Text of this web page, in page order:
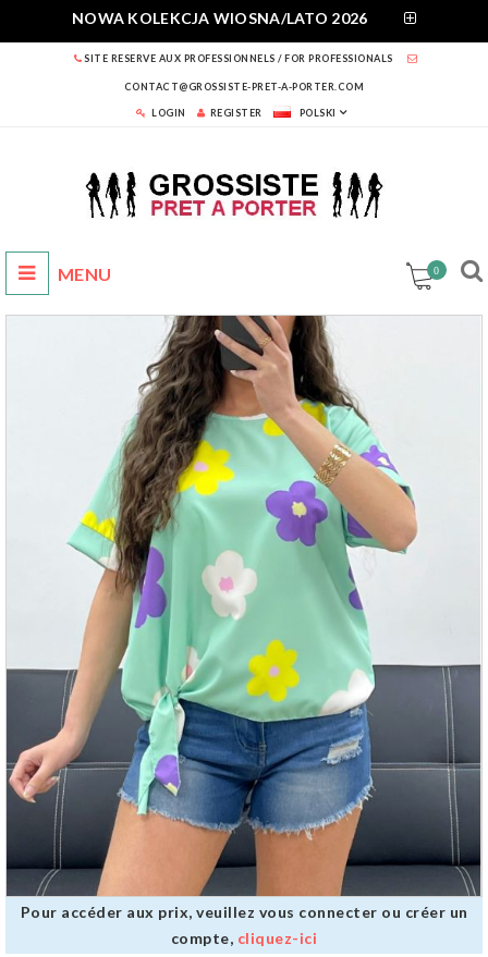
NOWA KOLEKCJA WIOSNA/LATO 2026
SITE RESERVE AUX PROFESSIONNELS / FOR PROFESSIONALS
CONTACT@GROSSISTE-PRET-A-PORTER.COM
LOGIN REGISTER POLSKI
0
Pour accéder aux prix, veuillez vous connecter ou créer un
compte, cliquez-ici